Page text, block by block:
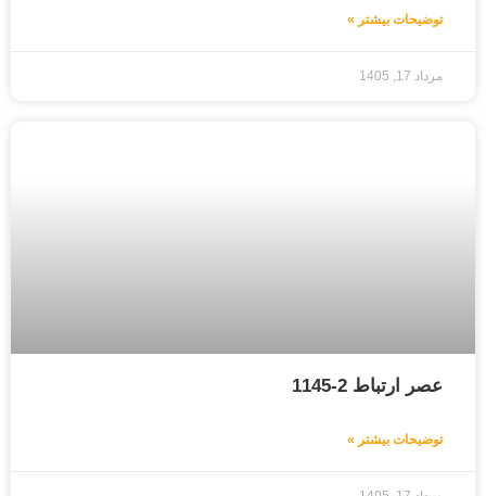
توضیحات بیشتر »
مرداد 17, 1405
عصر ارتباط 2-1145
توضیحات بیشتر »